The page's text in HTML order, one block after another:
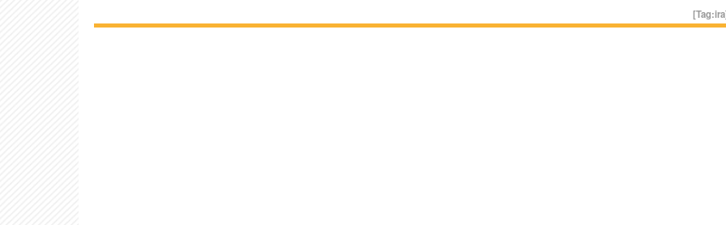
[Tag:ira